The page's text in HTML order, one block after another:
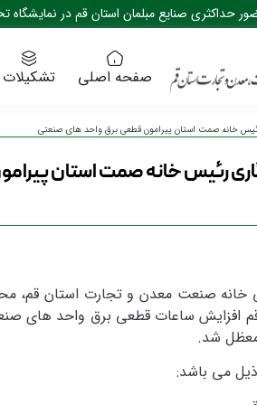
حداکثری صنایع مبلمان استان قم در نمایشگاه تخصصی 35 نمایشگاه صنعت
صفحه اصلی تشکیلات
خانه صمت استان پیرامون قطعی برق واحد های صنعتی
رئیس خانه صمت استان
خانه صنعت معدن و تجارت استان قم،
افزایش ساعات قطعی برق واحد های
شد.
می باشد: